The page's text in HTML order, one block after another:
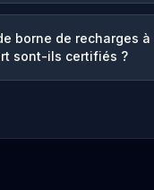
borne de recharges à
sont-ils certifiés ?